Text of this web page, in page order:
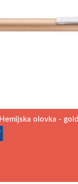
Hemijska olovka - gold